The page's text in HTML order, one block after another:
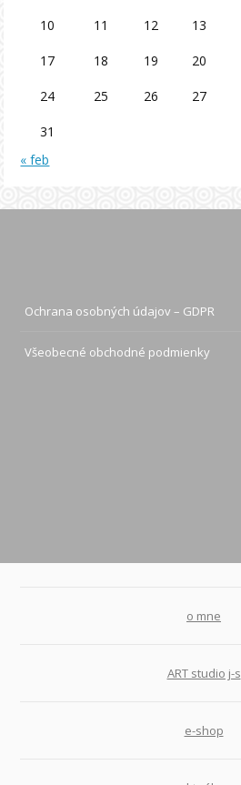
10 11 12 13
17 18 19 20
24 25 26 27
31
« feb
Ochrana osobných údajov – GDPR
Všeobecné obchodné podmienky
o mne
ART studio j-s
e-shop